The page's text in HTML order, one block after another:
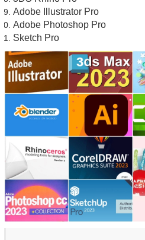
Adobe Illustrator Pro
Adobe Photoshop Pro
Sketch Pro